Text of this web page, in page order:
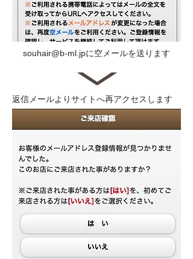
souhair@b-ml.jpに空メールを送ります
返信メールよりサイトへ再アクセスします